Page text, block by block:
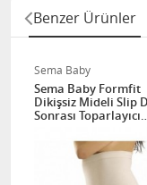
Benzer Ürünler
Sema Baby
Sema Baby Formfit
Dikişsiz Mideli Slip
Sonrası Toparlayıcı